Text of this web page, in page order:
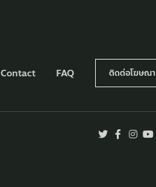
Contact FAQ ติดต่อโฆษณา